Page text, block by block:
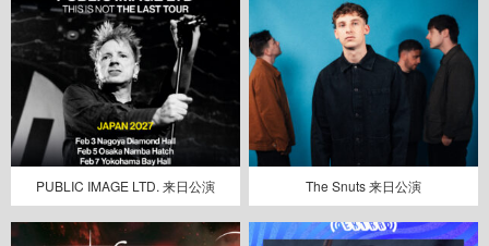
PUBLIC IMAGE LTD. 来日公演 The Snuts 来日公演